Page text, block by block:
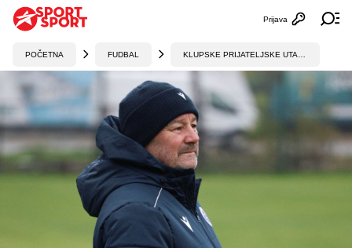
Otvori
Prijava
POČETNA FUDBAL